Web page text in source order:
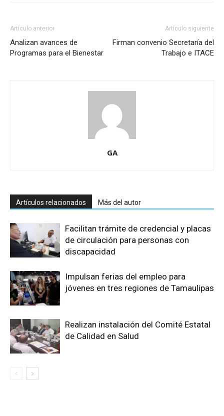
Artículo anterior
Analizan avances de
Programas para el Bienestar
Artículo siguiente
Firman convenio Secretaría del
Trabajo e ITACE
GA
Artículos relacionados Más del autor
Facilitan trámite de credencial y placas
de circulación para personas con
discapacidad
Impulsan ferias del empleo para
jóvenes en tres regiones de Tamaulipas
Realizan instalación del Comité Estatal
de Calidad en Salud